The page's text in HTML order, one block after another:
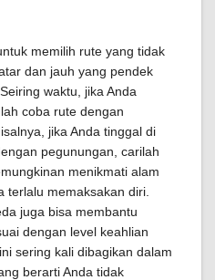
memilih rute yang tidak
dan jauh yang pendek
waktu, jika Anda
coba rute dengan
jika Anda tinggal di
pegunungan, carilah
menikmati alam
terlalu memaksakan diri.
juga bisa membantu
dengan level keahlian
sering kali dibagikan dalam
berarti Anda tidak